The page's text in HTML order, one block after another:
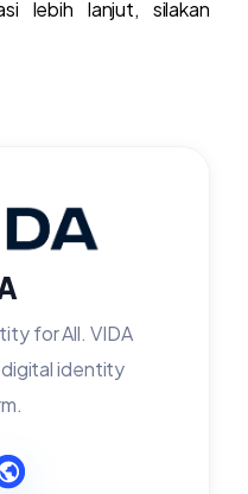
lebih lanjut, silakan
for All. VIDA
identity